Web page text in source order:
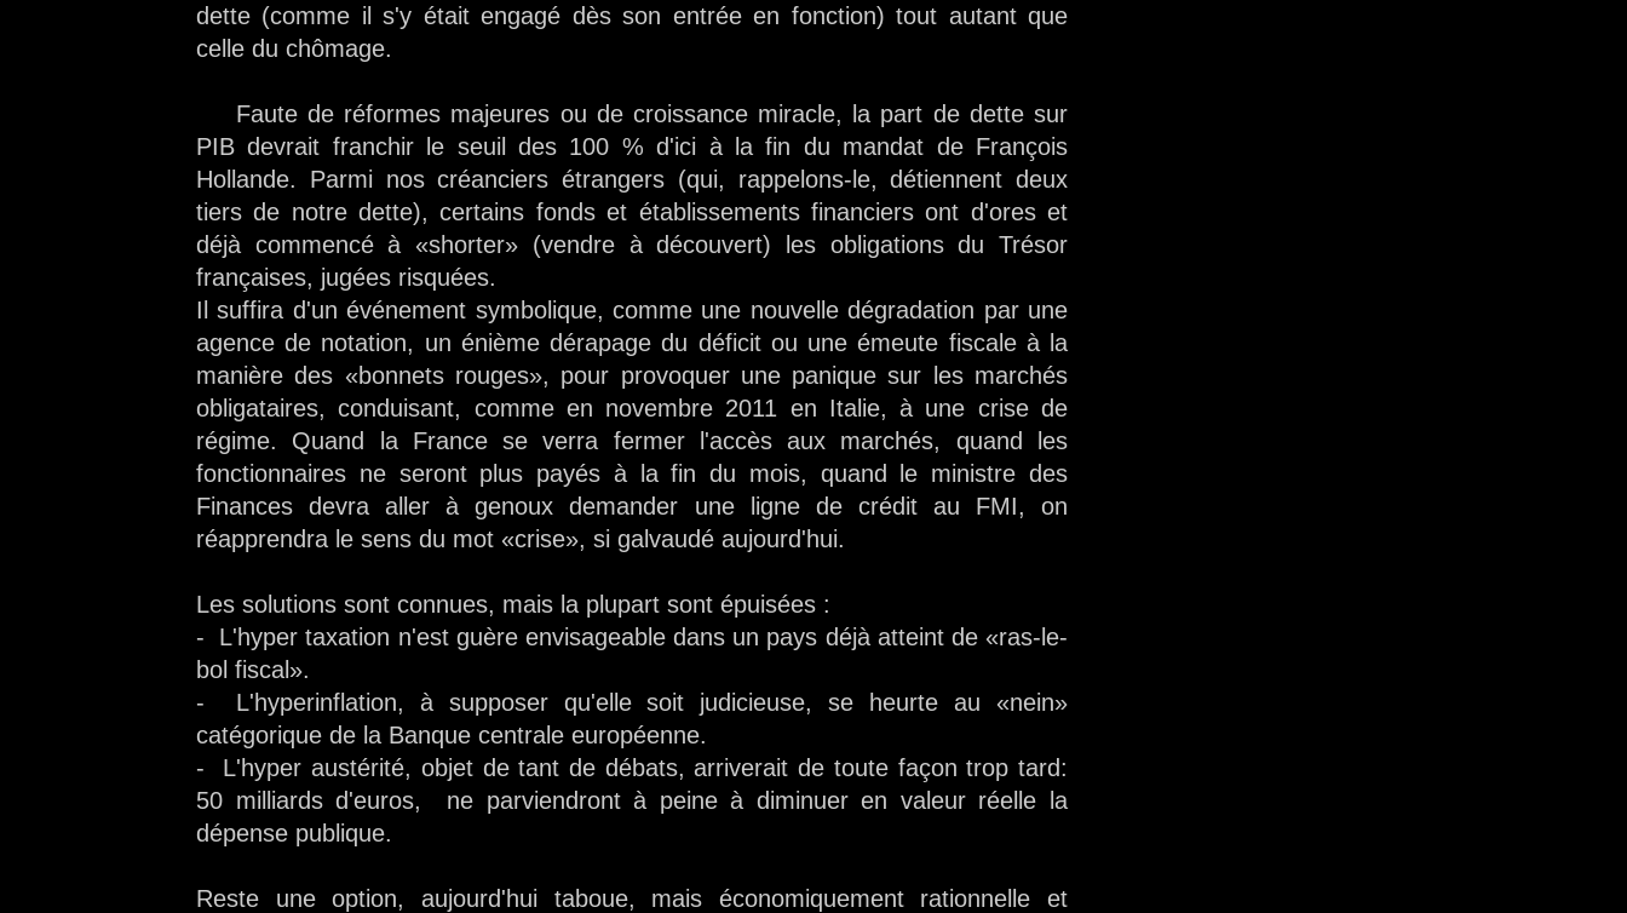
dette (comme il s'y était engagé dès son entrée en fonction) tout autant que
celle du chômage.
Faute de réformes majeures ou de croissance miracle, la part de dette sur
PIB devrait franchir le seuil des 100 % d'ici à la fin du mandat de François
Hollande. Parmi nos créanciers étrangers (qui, rappelons-le, détiennent deux
tiers de notre dette), certains fonds et établissements financiers ont d'ores et
déjà commencé à «shorter» (vendre à découvert) les obligations du Trésor
françaises, jugées risquées.
Il suffira d'un événement symbolique, comme une nouvelle dégradation par une
agence de notation, un énième dérapage du déficit ou une émeute fiscale à la
manière des «bonnets rouges», pour provoquer une panique sur les marchés
obligataires, conduisant, comme en novembre 2011 en Italie, à une crise de
régime. Quand la France se verra fermer l'accès aux marchés, quand les
fonctionnaires ne seront plus payés à la fin du mois, quand le ministre des
Finances devra aller à genoux demander une ligne de crédit au FMI, on
réapprendra le sens du mot «crise», si galvaudé aujourd'hui.
Les solutions sont connues, mais la plupart sont épuisées :
- L'hyper taxation n'est guère envisageable dans un pays déjà atteint de «ras-le-
bol fiscal».
- L'hyperinflation, à supposer qu'elle soit judicieuse, se heurte au «nein»
catégorique de la Banque centrale européenne.
- L'hyper austérité, objet de tant de débats, arriverait de toute façon trop tard:
50 milliards d'euros, ne parviendront à peine à diminuer en valeur réelle la
dépense publique.
Reste une option, aujourd'hui taboue, mais économiquement rationnelle et